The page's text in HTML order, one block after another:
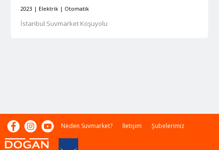
2023 | Elektrik | Otomatik
İstanbul Suvmarket Koşuyolu
Neden Suvmarket? İletişim Şubelerimiz